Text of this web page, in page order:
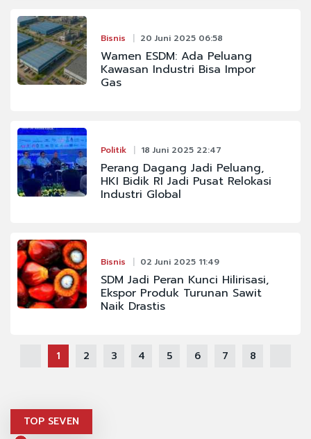
Bisnis 20 Juni 2025 06:58
Wamen ESDM: Ada Peluang
Kawasan Industri Bisa Impor
Gas
Politik 18 Juni 2025 22:47
Perang Dagang Jadi Peluang,
HKI Bidik RI Jadi Pusat Relokasi
Industri Global
Bisnis 02 Juni 2025 11:49
SDM Jadi Peran Kunci Hilirisasi,
Ekspor Produk Turunan Sawit
Naik Drastis
1 2 3 4 5 6 7 8
TOP SEVEN